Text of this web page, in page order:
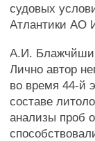
судовых
Атлантики АО
А.И.
Лично автор
во время 44-й
составе
анализы проб